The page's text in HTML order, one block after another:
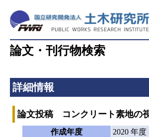
論文・刊行物検索
詳細情報
論文投稿 コンクリート素地の
作成年度
2020 年度